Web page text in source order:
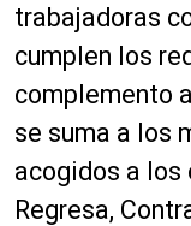
trabajadoras
cumplen los
complemento
se suma a los
acogidos a
Regresa,